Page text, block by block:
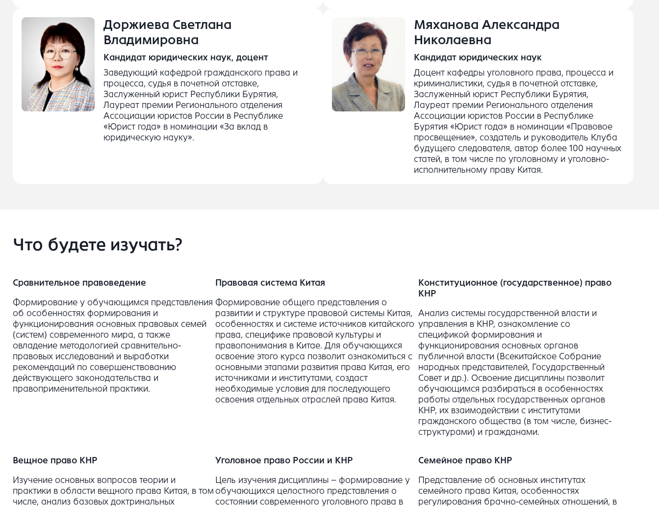
Доржиева Светлана
Владимировна
Кандидат юридических наук, доцент
Заведующий кафедрой гражданского права и
процесса, судья в почетной отставке,
Заслуженный юрист Республики Бурятия,
Лауреат премии Регионального отделения
Ассоциации юристов России в Республике
«Юрист года» в номинации «За вклад в
юридическую науку».
Мяханова Александра
Николаевна
Кандидат юридических наук
Доцент кафедры уголовного права, процесса и
криминалистики, судья в почетной отставке,
Заслуженный юрист Республики Бурятия,
Лауреат премии Регионального отделения
Ассоциации юристов России в Республике
Бурятия «Юрист года» в номинации «Правовое
просвещение», создатель и руководитель Клуба
будущего следователя, автор более 100 научных
статей, в том числе по уголовному и уголовно-
исполнительному праву Китая.
Что будете изучать?
Сравнительное правоведение
Формирование у обучающимся представления
об особенностях формирования и
функционирования основных правовых семей
(систем) современного мира, а также
овладение методологией сравнительно-
правовых исследований и выработки
рекомендаций по совершенствованию
действующего законодательства и
правоприменительной практики.
Правовая система Китая
Формирование общего представления о
развитии и структуре правовой системы Китая,
особенностях и системе источников китайского
права, специфике правовой культуры и
правопонимания в Китае. Для обучающихся
освоение этого курса позволит ознакомиться с
основными этапами развития права Китая, его
источниками и институтами, создаст
необходимые условия для последующего
освоения отдельных отраслей права Китая.
Конституционное (государственное) право
КНР
Анализ системы государственной власти и
управления в КНР, ознакомление со
спецификой формирования и
функционирования основных органов
публичной власти (Всекитайское Собрание
народных представителей, Государственный
Совет и др.). Освоение дисциплины позволит
обучающимся разбираться в особенностях
работы отдельных государственных органов
КНР, их взаимодействии с институтами
гражданского общества (в том числе, бизнес-
структурами) и гражданами.
Вещное право КНР
Изучение основных вопросов теории и
практики в области вещного права Китая, в том
числе, анализ базовых доктринальных
Уголовное право России и КНР
Цель изучения дисциплины – формирование у
обучающихся целостного представления о
состоянии современного уголовного права в
Семейное право КНР
Представление об основных институтах
семейного права Китая, особенностях
регулирования брачно-семейных отношений, в